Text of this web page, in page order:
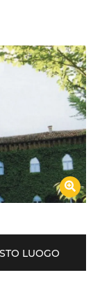
LUOGO